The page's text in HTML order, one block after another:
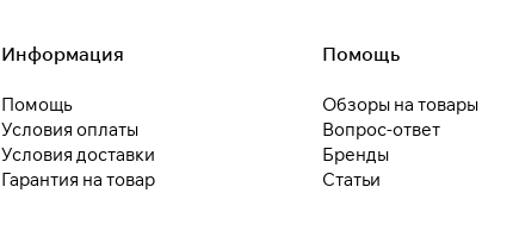
Информация
Помощь
Условия оплаты
Условия доставки
Гарантия на товар
Помощь
Обзоры на товары
Вопрос-ответ
Бренды
Статьи